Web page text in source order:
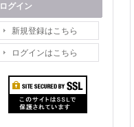
ログイン
新規登録はこちら
ログインはこちら